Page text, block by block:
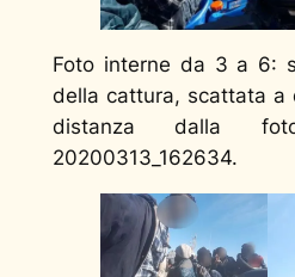
Foto interne da 3 a 6:
della cattura, scattata a
distanza dalla
20200313_162634.